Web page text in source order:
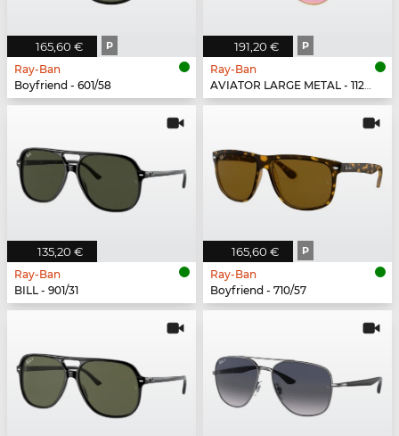
165,60 € P
Ray-Ban
Boyfriend - 601/58
191,20 € P
Ray-Ban
AVIATOR LARGE METAL - 112/1Q
135,20 €
Ray-Ban
BILL - 901/31
165,60 € P
Ray-Ban
Boyfriend - 710/57